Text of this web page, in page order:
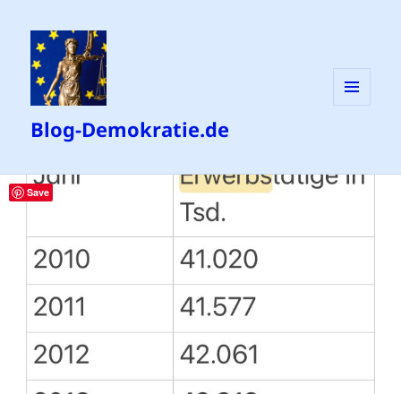
Blog-Demokratie.de
Save